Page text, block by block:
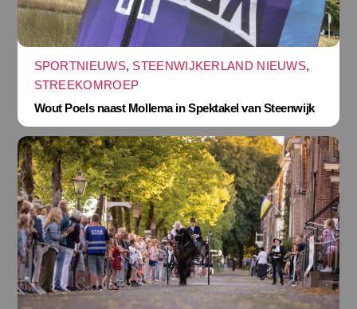
SPORTNIEUWS, STEENWIJKERLAND NIEUWS,
STREEKOMROEP
Wout Poels naast Mollema in Spektakel van Steenwijk